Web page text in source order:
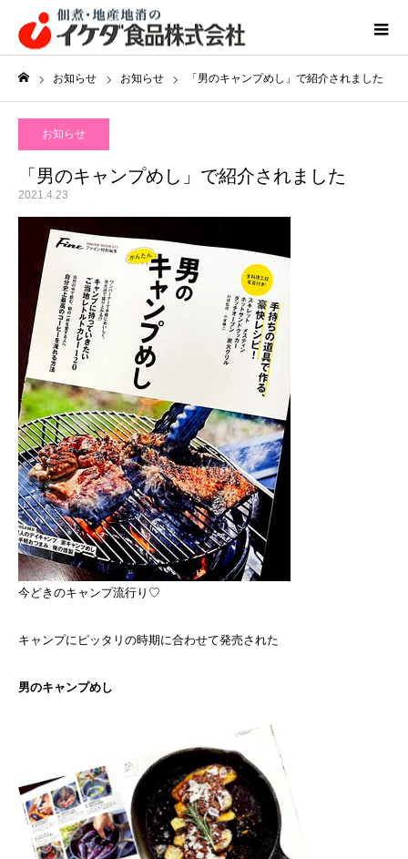
お知らせ お知らせ 「男のキャンプめし」で紹介されました
お知らせ
「男のキャンプめし」で紹介されました
2021.4.23
今どきのキャンプ流行り♡
キャンプにピッタリの時期に合わせて発売された
男のキャンプめし